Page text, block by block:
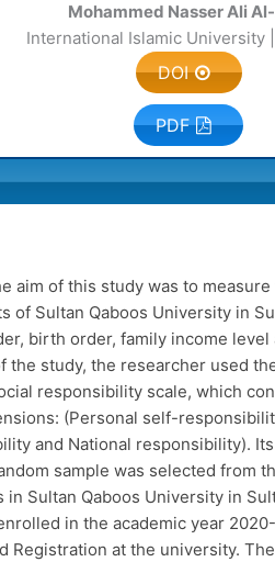
Mohammed Nasser Ali
International Islamic University
DOI
PDF
aim of this study was to
of Sultan Qaboos University in
birth order, family income level
the study, the researcher used
responsibility scale, which
(Personal self-
and National responsibility).
sample was selected from
in Sultan Qaboos University in
in the academic year
Registration at the university.